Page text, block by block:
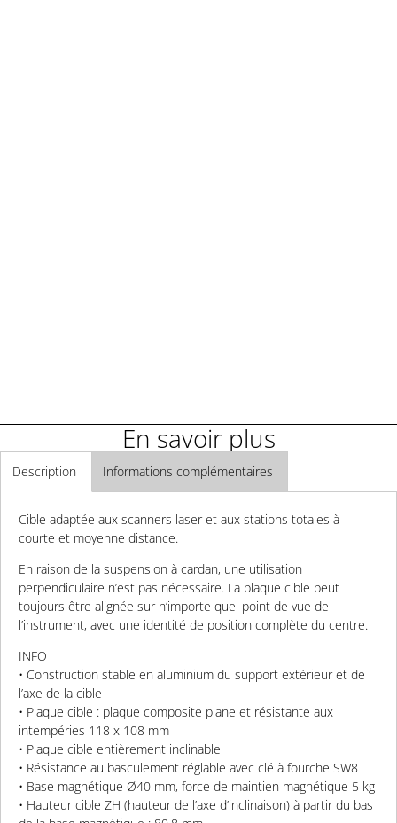
En savoir plus
Description Informations complémentaires
Cible adaptée aux scanners laser et aux stations totales à
courte et moyenne distance.
En raison de la suspension à cardan, une utilisation
perpendiculaire n’est pas nécessaire. La plaque cible peut
toujours être alignée sur n’importe quel point de vue de
l’instrument, avec une identité de position complète du centre.
INFO
• Construction stable en aluminium du support extérieur et de
l’axe de la cible
• Plaque cible : plaque composite plane et résistante aux
intempéries 118 x 108 mm
• Plaque cible entièrement inclinable
• Résistance au basculement réglable avec clé à fourche SW8
• Base magnétique Ø40 mm, force de maintien magnétique 5 kg
• Hauteur cible ZH (hauteur de l’axe d’inclinaison) à partir du bas